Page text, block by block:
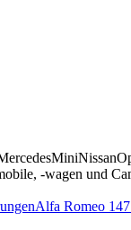
MiniNissan
-wagen und
Alfa Romeo